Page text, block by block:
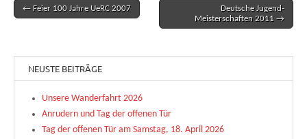
Post navigation
← Feier 100 Jahre UeRC 2007
Deutsche Jugend-
Meisterschaften 2011 →
NEUSTE BEITRÄGE
Unsere Wanderfahrt 2026
Anrudern und Tag der offenen Tür
Tag der offenen Tür am Samstag, 18. April 2026